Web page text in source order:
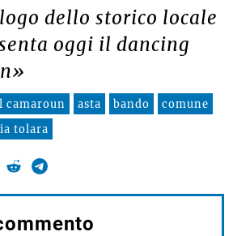
dello storico locale
oggi il dancing
camaroun asta bando
comune
tolara